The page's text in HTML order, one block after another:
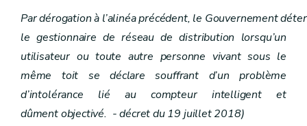
Art. 55
Art. 57
Art. 58
Art. 59
Art. 60
Art. 61
Art. 62
Art. 63
Par dérogation à l’alinéa précédent, le Gouvernement
le gestionnaire de réseau de distribution lorsqu’un
utilisateur ou toute autre personne vivant sous le
même toit se déclare souffrant d’un problème
d’intolérance lié au compteur intelligent et
dûment objectivé. - décret du 19 juillet 2018)